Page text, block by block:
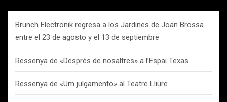
Brunch Electronik regresa a los Jardines de Joan Brossa
entre el 23 de agosto y el 13 de septiembre
Ressenya de «Després de nosaltres» a l’Espai Texas
Ressenya de «Um julgamento» al Teatre Lliure